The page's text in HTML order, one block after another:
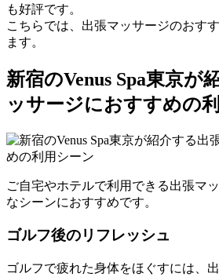
も好評です。
こちらでは、出張マッサージのおす
ます。
新宿のVenus Spa東京が
ッサージにおすすめの
ご自宅やホテルで利用できる出張マ
なシーンにおすすめです。
ゴルフ後のリフレッシュ
ゴルフで疲れた身体をほぐすには、